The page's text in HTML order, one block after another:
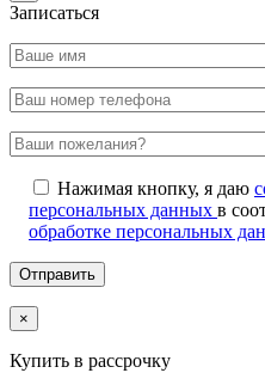
Записаться
Нажимая кнопку, я даю
персональных данных в
обработке персональных
×
Купить в рассрочку